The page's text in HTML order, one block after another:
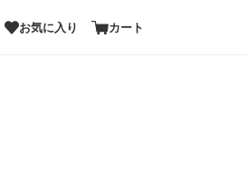
お気に入り カート